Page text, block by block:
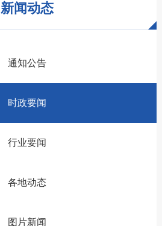
新闻动态
通知公告
时政要闻
行业要闻
各地动态
图片新闻